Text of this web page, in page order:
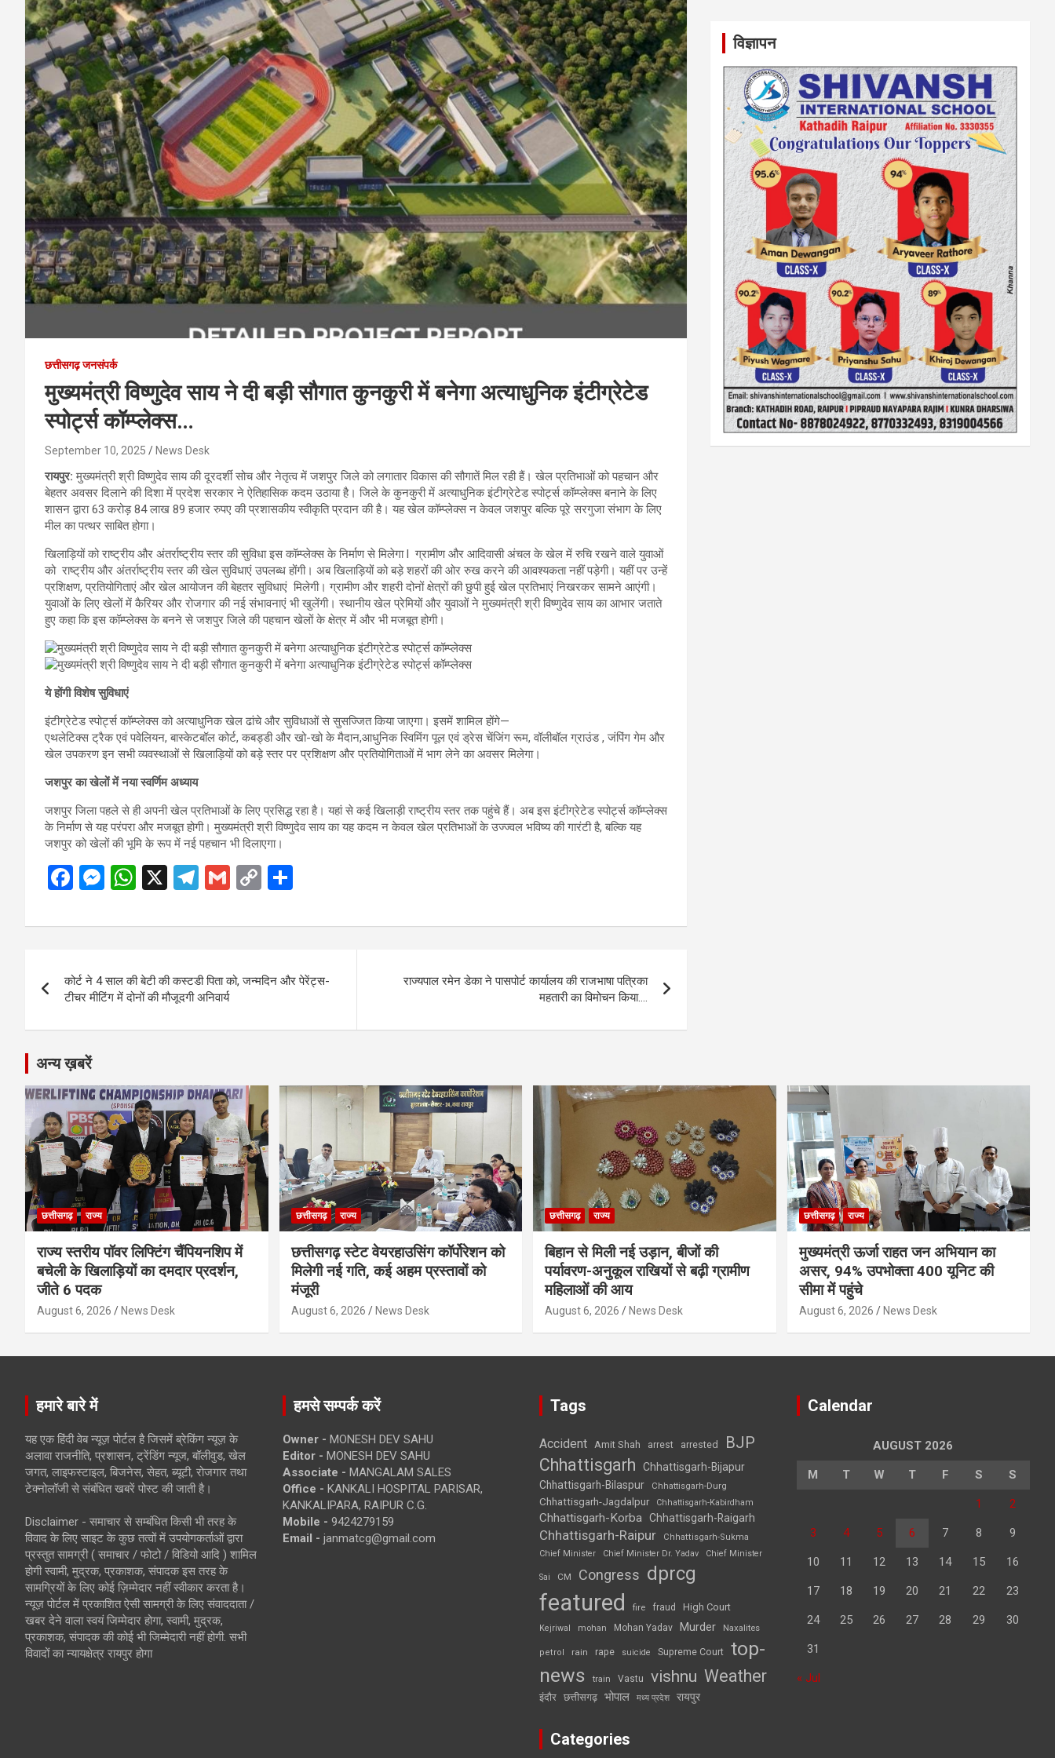
छत्तीसगढ़ जनसंपर्क
मुख्यमंत्री विष्णुदेव साय ने दी बड़ी सौगात कुनकुरी में बनेगा अत्याधुनिक इंटीग्रेटेड
स्पोर्ट्स कॉम्प्लेक्स…
September 10, 2025 News Desk
रायपुर: मुख्यमंत्री श्री विष्णुदेव साय की दूरदर्शी सोच और नेतृत्व में जशपुर जिले को लगातार विकास की सौगातें मिल रही हैं। खेल प्रतिभाओं को पहचान और
बेहतर अवसर दिलाने की दिशा में प्रदेश सरकार ने ऐतिहासिक कदम उठाया है। जिले के कुनकुरी में अत्याधुनिक इंटीग्रेटेड स्पोर्ट्स कॉम्प्लेक्स बनाने के लिए
शासन द्वारा 63 करोड़ 84 लाख 89 हजार रुपए की प्रशासकीय स्वीकृति प्रदान की है। यह खेल कॉम्प्लेक्स न केवल जशपुर बल्कि पूरे सरगुजा संभाग के लिए
मील का पत्थर साबित होगा।
खिलाड़ियों को राष्ट्रीय और अंतर्राष्ट्रीय स्तर की सुविधा इस कॉम्प्लेक्स के निर्माण से मिलेगा l ग्रामीण और आदिवासी अंचल के खेल में रुचि रखने वाले युवाओं
को राष्ट्रीय और अंतर्राष्ट्रीय स्तर की खेल सुविधाएं उपलब्ध होंगी। अब खिलाड़ियों को बड़े शहरों की ओर रुख करने की आवश्यकता नहीं पड़ेगी। यहीं पर उन्हें
प्रशिक्षण, प्रतियोगिताएं और खेल आयोजन की बेहतर सुविधाएं मिलेगी। ग्रामीण और शहरी दोनों क्षेत्रों की छुपी हुई खेल प्रतिभाएं निखरकर सामने आएंगी।
युवाओं के लिए खेलों में कैरियर और रोजगार की नई संभावनाएं भी खुलेंगी। स्थानीय खेल प्रेमियों और युवाओं ने मुख्यमंत्री श्री विष्णुदेव साय का आभार जताते
हुए कहा कि इस कॉम्प्लेक्स के बनने से जशपुर जिले की पहचान खेलों के क्षेत्र में और भी मजबूत होगी।
ये होंगी विशेष सुविधाएं
इंटीग्रेटेड स्पोर्ट्स कॉम्प्लेक्स को अत्याधुनिक खेल ढांचे और सुविधाओं से सुसज्जित किया जाएगा। इसमें शामिल होंगे—
एथलेटिक्स ट्रैक एवं पवेलियन, बास्केटबॉल कोर्ट, कबड्डी और खो-खो के मैदान,आधुनिक स्विमिंग पूल एवं ड्रेस चेंजिंग रूम, वॉलीबॉल ग्राउंड , जंपिंग गेम और
खेल उपकरण इन सभी व्यवस्थाओं से खिलाड़ियों को बड़े स्तर पर प्रशिक्षण और प्रतियोगिताओं में भाग लेने का अवसर मिलेगा।
जशपुर का खेलों में नया स्वर्णिम अध्याय
जशपुर जिला पहले से ही अपनी खेल प्रतिभाओं के लिए प्रसिद्ध रहा है। यहां से कई खिलाड़ी राष्ट्रीय स्तर तक पहुंचे हैं। अब इस इंटीग्रेटेड स्पोर्ट्स कॉम्प्लेक्स
के निर्माण से यह परंपरा और मजबूत होगी। मुख्यमंत्री श्री विष्णुदेव साय का यह कदम न केवल खेल प्रतिभाओं के उज्ज्वल भविष्य की गारंटी है, बल्कि यह
जशपुर को खेलों की भूमि के रूप में नई पहचान भी दिलाएगा।
F
ce
o
o
k
M
se
g
er
W
at
A
p
p
X
T
e
a
m
G
ail
C
py
n
ar
navigation
कोर्ट ने 4 साल की बेटी की कस्टडी पिता को, जन्मदिन और पेरेंट्स-
टीचर मीटिंग में दोनों की मौजूदगी अनिवार्य
राज्यपाल रमेन डेका ने पासपोर्ट कार्यालय की राजभाषा पत्रिका
महतारी का विमोचन किया….
विज्ञापन
अन्य ख़बरें
छत्तीसगढ़ राज्य
राज्य स्तरीय पॉवर लिफ्टिंग चैंपियनशिप में
बचेली के खिलाड़ियों का दमदार प्रदर्शन,
जीते 6 पदक
August 6, 2026 News Desk
छत्तीसगढ़ राज्य
छत्तीसगढ़ स्टेट वेयरहाउसिंग कॉर्पोरेशन को
मिलेगी नई गति, कई अहम प्रस्तावों को
मंजूरी
August 6, 2026 News Desk
छत्तीसगढ़ राज्य
बिहान से मिली नई उड़ान, बीजों की
पर्यावरण-अनुकूल राखियों से बढ़ी ग्रामीण
महिलाओं की आय
August 6, 2026 News Desk
छत्तीसगढ़ राज्य
मुख्यमंत्री ऊर्जा राहत जन अभियान का
असर, 94% उपभोक्ता 400 यूनिट की
सीमा में पहुंचे
August 6, 2026 News Desk
हमारे बारे में
यह एक हिंदी वेब न्यूज़ पोर्टल है जिसमें ब्रेकिंग न्यूज़ के
अलावा राजनीति, प्रशासन, ट्रेंडिंग न्यूज, बॉलीवुड, खेल
जगत, लाइफस्टाइल, बिजनेस, सेहत, ब्यूटी, रोजगार तथा
टेक्नोलॉजी से संबंधित खबरें पोस्ट की जाती है।
Disclaimer - समाचार से सम्बंधित किसी भी तरह के
विवाद के लिए साइट के कुछ तत्वों में उपयोगकर्ताओं द्वारा
प्रस्तुत सामग्री ( समाचार / फोटो / विडियो आदि ) शामिल
होगी स्वामी, मुद्रक, प्रकाशक, संपादक इस तरह के
सामग्रियों के लिए कोई ज़िम्मेदार नहीं स्वीकार करता है।
न्यूज़ पोर्टल में प्रकाशित ऐसी सामग्री के लिए संवाददाता /
खबर देने वाला स्वयं जिम्मेदार होगा, स्वामी, मुद्रक,
प्रकाशक, संपादक की कोई भी जिम्मेदारी नहीं होगी. सभी
विवादों का न्यायक्षेत्र रायपुर होगा
हमसे सम्पर्क करें
Owner - MONESH DEV SAHU
Editor - MONESH DEV SAHU
Associate - MANGALAM SALES
Office - KANKALI HOSPITAL PARISAR,
KANKALIPARA, RAIPUR C.G.
Mobile - 9424279159
Email - janmatcg@gmail.com
Tags
Accident Amit Shah arrest arrested BJP
Chhattisgarh
Chhattisgarh-Bijapur
Chhattisgarh-Bilaspur
Chhattisgarh-Durg
Chhattisgarh-Jagdalpur Chhattisgarh-Kabirdham
Chhattisgarh-Korba Chhattisgarh-Raigarh
Chhattisgarh-Raipur
Chhattisgarh-Sukma
Chief Minister
Chief Minister Dr. Yadav Chief Minister
Sai CM Congress dprcg
featured fire fraud High Court
Kejriwal mohan Mohan Yadav Murder Naxalites
petrol rain rape suicide Supreme Court top-
news
train Vastu vishnu Weather
इंदौर छत्तीसगढ़ भोपाल मध्य प्रदेश रायपुर
Categories
Calendar
AUGUST 2026
M T W T F S S
1 2
3 4 5 6 7 8 9
10 11 12 13 14 15 16
17 18 19 20 21 22 23
24 25 26 27 28 29 30
31
« Jul